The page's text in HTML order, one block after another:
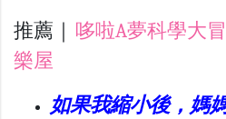
推薦｜
哆啦A夢科學大
樂屋
如果我縮小後，媽